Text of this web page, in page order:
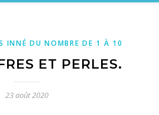
INNÉ DU NOMBRE DE 1 À 10
ET PERLES.
23 août 2020